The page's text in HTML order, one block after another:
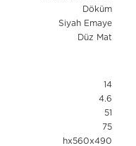
Döküm
Siyah Emaye
Düz Mat
14
4.6
51
75
hx560x490